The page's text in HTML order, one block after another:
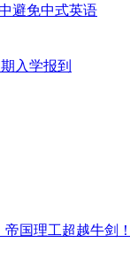
避免中式英语
入学报到
国理工超越牛剑！